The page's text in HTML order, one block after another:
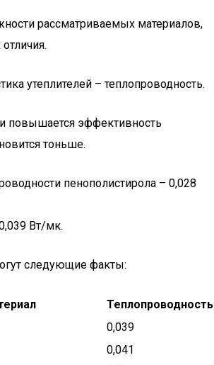
рассматриваемых материалов,
утеплителей – теплопроводность.
повышается эффективность
тоньше.
пенополистирола – 0,028
Вт/мк.
следующие факты:
Теплопроводность
0,039
0,041